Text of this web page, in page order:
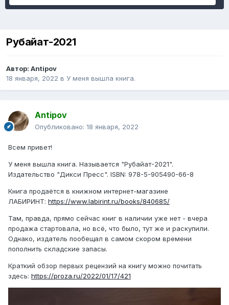
Рубайат-2021
Автор: Antipov
18 января, 2022 в У меня вышла книга.
Antipov
Опубликовано: 18 января, 2022
Всем привет!
У меня вышла книга. Называется "Рубайат-2021".
Издательство "Дикси Пресс". ISBN: 978-5-905490-66-8
Книга продаётся в книжном интернет-магазине
ЛАБИРИНТ: https://www.labirint.ru/books/840685/
Там, правда, прямо сейчас книг в наличии уже нет - вчера
продажа стартовала, но всё, что было, тут же и раскупили.
Однако, издатель пообещал в самом скором времени
пополнить складские запасы.
Краткий обзор первых рецензий на книгу можно почитать
здесь: https://proza.ru/2022/01/17/421